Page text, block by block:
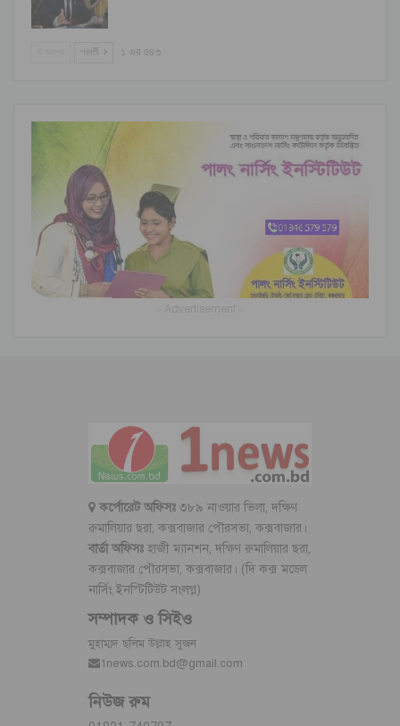
পরবর্তী ১ এর ৫৪৩
কর্পোরেট অফিসঃ৩৮৯ নাওয়ার ভিলা, দক্ষিণ
রুমালিয়ার ছরা, কক্সবাজার পৌরসভা, কক্সবাজার।
বার্তা অফিসঃ হাজী ম্যানশন, দক্ষিণ রুমালিয়ার ছরা,
কক্সবাজার পৌরসভা, কক্সবাজার। (দি কক্স মডেল
নার্সিং ইনস্টিটিউট সংলগ্ন)
সম্পাদক ও সিইও
মুহাম্মদ ছলিম উল্লাহ সুজন
1news.com.bd@gmail.com
নিউজ রুম